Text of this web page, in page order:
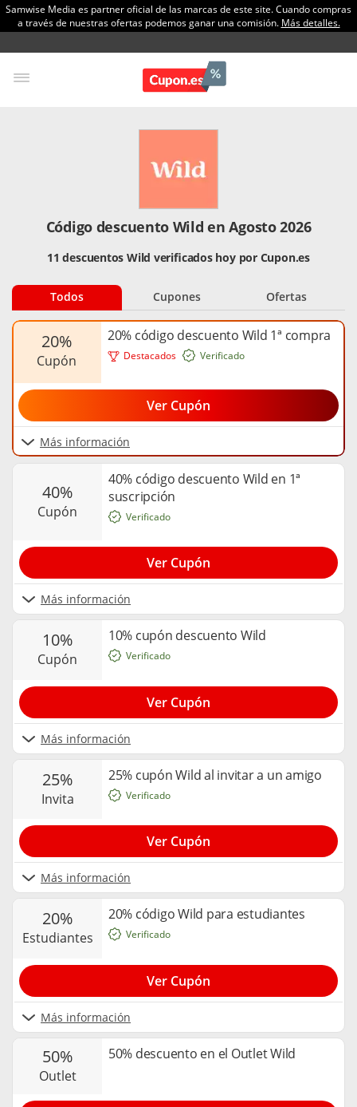
Samwise Media es partner oficial de las marcas de este site. Cuando compras
a través de nuestras ofertas podemos ganar una comisión. Más detalles.
Código descuento Wild en Agosto 2026
11 descuentos Wild verificados hoy por Cupon.es
Todos Cupones Ofertas
Destacados
20%
cupón
20% código descuento Wild 1ª compra
Más información
Verificado
Ver Cupón
40%
cupón
40% código descuento Wild en 1ª
suscripción
Más información
Verificado
Ver Cupón
10%
cupón
10% cupón descuento Wild
Más información
Verificado
Ver Cupón
25%
invita
25% cupón Wild al invitar a un amigo
Más información
Verificado
Ver Cupón
20%
estudiantes
20% código Wild para estudiantes
Más información
Verificado
Ver Cupón
50%
outlet
50% descuento en el Outlet Wild